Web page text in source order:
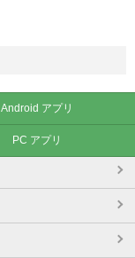
Android アプリ
PC アプリ